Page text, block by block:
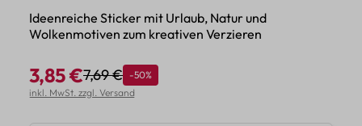
Ideenreiche Sticker mit Urlaub, Natur und
Wolkenmotiven zum kreativen Verzieren
Verkaufspreis:
3,85 €Regulärer Preis:
7,69 € Rabatt
-50%
inkl. MwSt. zzgl. Versand